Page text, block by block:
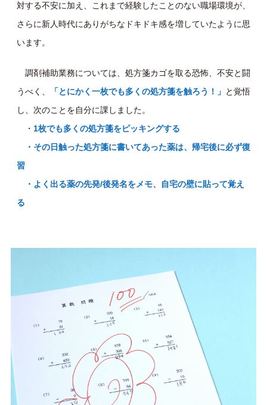
対する不安に加え、これまで経験したことのない職場環境が、
さらに新人時代にありがちなドキドキ感を増していたように思
います。
調剤補助業務については、処方箋カゴを取る恐怖、不安と闘
うべく、
「とにかく一枚でも多くの処方箋を触ろう！」 と覚悟
し、次のことを自分に課しました。
・ 1枚でも多くの処方箋をピッキングする
・その日触った処方箋に書いてあった薬は、帰宅後に必ず復
習
・よく出る薬の先発/後発名をメモ、自宅の壁に貼って覚え
る